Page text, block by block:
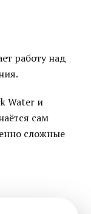
работу над
Water и
сам
сложные